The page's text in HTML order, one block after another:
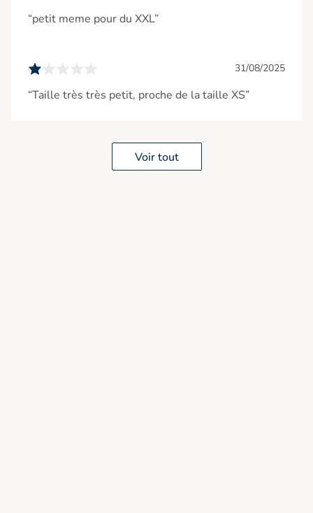
“petit meme pour du XXL”
31/08/2025
“Taille très très petit, proche de la taille XS”
Voir tout